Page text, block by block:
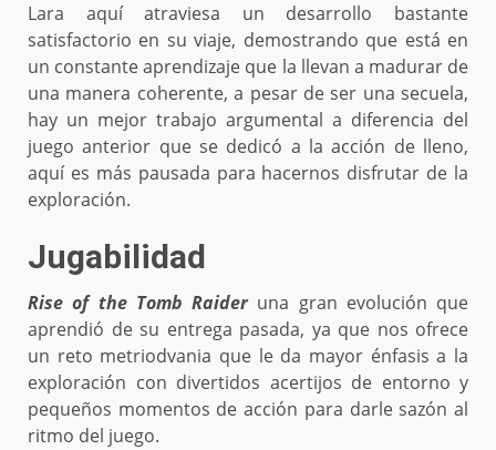
Lara aquí atraviesa un desarrollo bastante
satisfactorio en su viaje, demostrando que está en
un constante aprendizaje que la llevan a madurar de
una manera coherente, a pesar de ser una secuela,
hay un mejor trabajo argumental a diferencia del
juego anterior que se dedicó a la acción de lleno,
aquí es más pausada para hacernos disfrutar de la
exploración.
Jugabilidad
Rise of the Tomb Raideruna gran evolución que
aprendió de su entrega pasada, ya que nos ofrece
un reto metriodvania que le da mayor énfasis a la
exploración con divertidos acertijos de entorno y
pequeños momentos de acción para darle sazón al
ritmo del juego.